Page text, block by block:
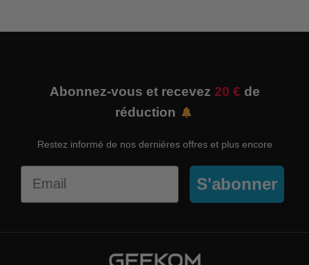
Abonnez-vous et recevez 20 € de
réduction
Restez informé de nos dernières offres et plus encore
S'abonner